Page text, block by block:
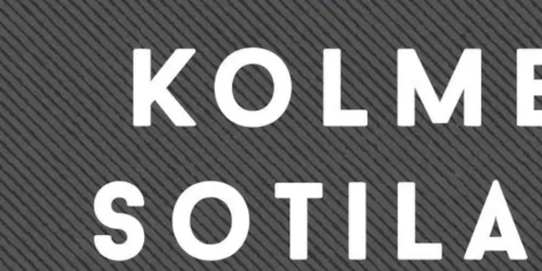
Nouto myymälästä
Ei saatavilla
Toimitus
Kotiin tai noutopisteeseenAlk. 0 €
Ilmainen toimitus yli 100 €:n tilauksille Postin pakettiautomaattiin tai
Etu ei koske Suuri‑lisäpalvelulla toimitettavia tuotteita.
Tarkista myymäläsaatavuus
Ei saatavilla
Tuotekuvaus